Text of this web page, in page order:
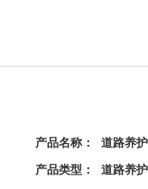
产品名称： 道路养护
产品类型： 道路养